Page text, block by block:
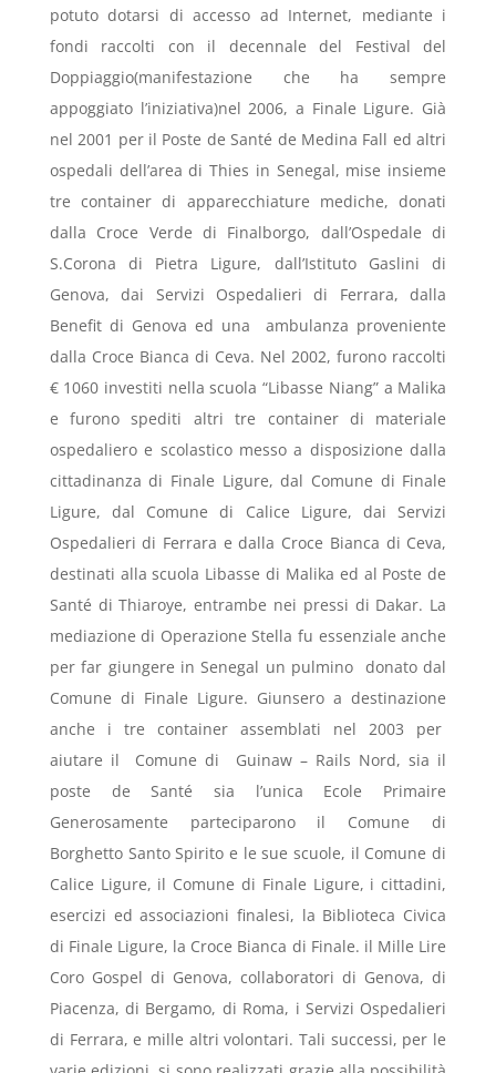
potuto dotarsi di accesso ad Internet, mediante i
fondi raccolti con il decennale del Festival del
Doppiaggio(manifestazione che ha sempre
appoggiato l’iniziativa)nel 2006, a Finale Ligure. Già
nel 2001 per il Poste de Santé de Medina Fall ed altri
ospedali dell’area di Thies in Senegal, mise insieme
tre container di apparecchiature mediche, donati
dalla Croce Verde di Finalborgo, dall’Ospedale di
S.Corona di Pietra Ligure, dall’Istituto Gaslini di
Genova, dai Servizi Ospedalieri di Ferrara, dalla
Benefit di Genova ed una ambulanza proveniente
dalla Croce Bianca di Ceva. Nel 2002, furono raccolti
€ 1060 investiti nella scuola “Libasse Niang” a Malika
e furono spediti altri tre container di materiale
ospedaliero e scolastico messo a disposizione dalla
cittadinanza di Finale Ligure, dal Comune di Finale
Ligure, dal Comune di Calice Ligure, dai Servizi
Ospedalieri di Ferrara e dalla Croce Bianca di Ceva,
destinati alla scuola Libasse di Malika ed al Poste de
Santé di Thiaroye, entrambe nei pressi di Dakar. La
mediazione di Operazione Stella fu essenziale anche
per far giungere in Senegal un pulmino donato dal
Comune di Finale Ligure. Giunsero a destinazione
anche i tre container assemblati nel 2003 per
aiutare il Comune di Guinaw – Rails Nord, sia il
poste de Santé sia l’unica Ecole Primaire
Generosamente parteciparono il Comune di
Borghetto Santo Spirito e le sue scuole, il Comune di
Calice Ligure, il Comune di Finale Ligure, i cittadini,
esercizi ed associazioni finalesi, la Biblioteca Civica
di Finale Ligure, la Croce Bianca di Finale. il Mille Lire
Coro Gospel di Genova, collaboratori di Genova, di
Piacenza, di Bergamo, di Roma, i Servizi Ospedalieri
di Ferrara, e mille altri volontari. Tali successi, per le